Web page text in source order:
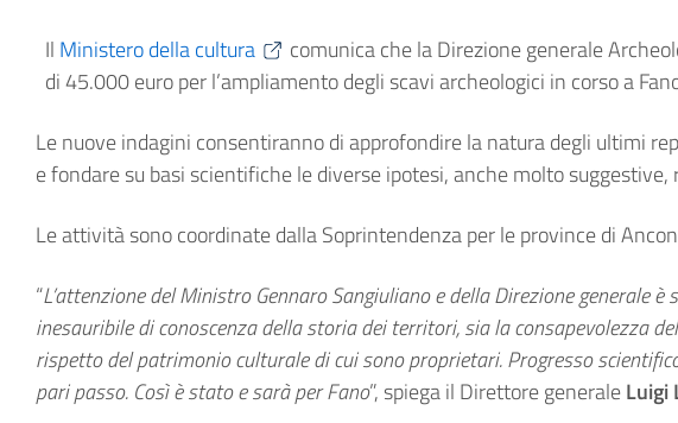
Il Ministero della cultura
comunica che la Direzione generale
di 45.000 euro per l’ampliamento degli scavi archeologici in corso a
Le nuove indagini consentiranno di approfondire la natura degli ultimi
e fondare su basi scientifiche le diverse ipotesi, anche molto suggestive,
Le attività sono coordinate dalla Soprintendenza per le province di
“L’attenzione del Ministro Gennaro Sangiuliano e della Direzione generale
inesauribile di conoscenza della storia dei territori, sia la consapevolezza
rispetto del patrimonio culturale di cui sono proprietari. Progresso
pari passo. Così è stato e sarà per Fano”, spiega il Direttore generaleLuigi